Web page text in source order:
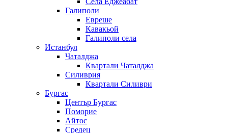
Галиполи
Евреше
Кавакьой
Галиполи села
Истанбул
Чаталджа
Квартали Чаталджа
Силиврия
Квартали Силиври
Бургас
Център Бургас
Поморие
Айтос
Средец